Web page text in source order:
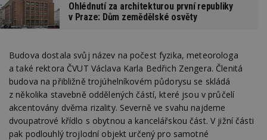
Ohlédnutí za architekturou první republiky
v Praze: Dům zemědělské osvěty
Budova dostala svůj název na počest fyzika, meteorologa
a také rektora ČVUT Václava Karla Bedřich Zengera. Členitá
budova na přibližně trojúhelníkovém půdorysu se skládá
z několika stavebně oddělených částí, které jsou v průčelí
akcentovány dvěma rizality. Severně ve svahu najdeme
dvoupatrové křídlo s obytnou a kancelářskou část. V jižní části
pak podlouhlý trojlodní objekt určený pro samotné